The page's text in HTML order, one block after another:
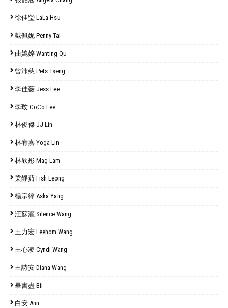
徐佳瑩 LaLa Hsu
戴佩妮 Penny Tai
曲婉婷 Wanting Qu
曾沛慈 Pets Tseng
李佳薇 Jess Lee
李玟 CoCo Lee
林俊傑 JJ Lin
林宥嘉 Yoga Lin
林欣彤 Mag Lam
梁靜茹 Fish Leong
楊宗緯 Aska Yang
汪蘇瀧 Silence Wang
王力宏 Leehom Wang
王心凌 Cyndi Wang
王詩安 Diana Wang
畢書盡 Bii
白安 Ann